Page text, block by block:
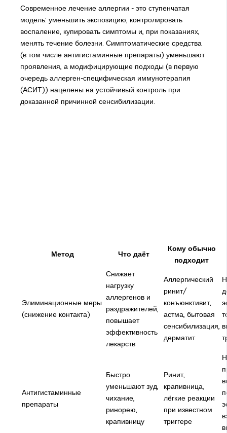
Современное лечение аллергии - это ступенчатая
модель: уменьшить экспозицию, контролировать
воспаление, купировать симптомы и, при показаниях,
менять течение болезни. Симптоматические средства
(в том числе антигистаминные препараты) уменьшают
проявления, а модифицирующие подходы (в первую
очередь аллерген-специфическая иммунотерапия
(АСИТ)) нацелены на устойчивый контроль при
доказанной причинной сенсибилизации.
Метод Что даёт
Кому обычно
подходит
Элиминационные меры
(снижение контакта)
Снижает
нагрузку
аллергенов и
раздражителей,
повышает
эффективность
лекарств
Аллергический
ринит/
конъюнктивит,
астма, бытовая
сенсибилизация,
дерматит
Антигистаминные
препараты
Быстро
уменьшают зуд,
чихание,
ринорею,
крапивницу
Ринит,
крапивница,
лёгкие реакции
при известном
триггере